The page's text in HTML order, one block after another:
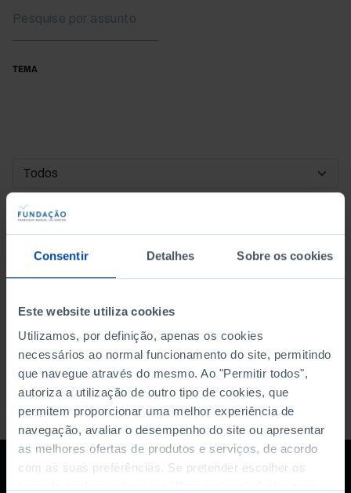
Consentir Detalhes Sobre os cookies
Este website utiliza cookies
Utilizamos, por definição, apenas os cookies
necessários ao normal funcionamento do site, permitindo
que navegue através do mesmo. Ao "Permitir todos",
autoriza a utilização de outro tipo de cookies, que
permitem proporcionar uma melhor experiência de
navegação, avaliar o desempenho do site ou apresentar
as melhores ofertas de produtos e serviços, de acordo
com as suas preferências. Se pretender escolher os
TEMA
DATA DE INÍCIO
DATA DE FIM